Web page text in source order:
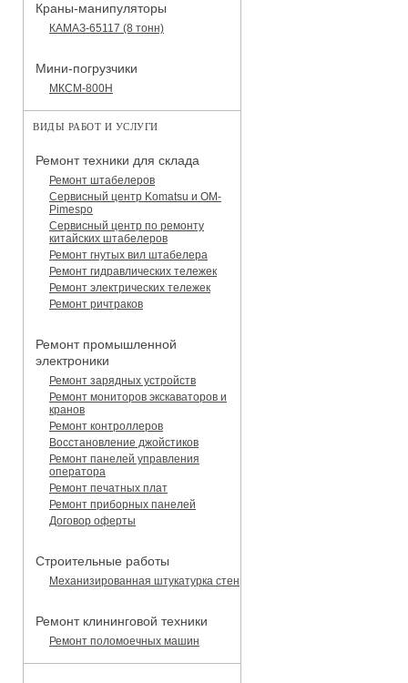
Краны-манипуляторы
КАМАЗ-65117 (8 тонн)
Мини-погрузчики
МКСМ-800H
ВИДЫ РАБОТ И УСЛУГИ
Ремонт техники для склада
Ремонт штабелеров
Сервисный центр Komatsu и OM-
Pimespo
Сервисный центр по ремонту
китайских штабелеров
Ремонт гнутых вил штабелера
Ремонт гидравлических тележек
Ремонт электрических тележек
Ремонт ричтраков
Ремонт промышленной
электроники
Ремонт зарядных устройств
Ремонт мониторов экскаваторов и
кранов
Ремонт контроллеров
Восстановление джойстиков
Ремонт панелей управления
оператора
Ремонт печатных плат
Ремонт приборных панелей
Договор оферты
Строительные работы
Механизированная штукатурка стен
Ремонт клининговой техники
Ремонт поломоечных машин